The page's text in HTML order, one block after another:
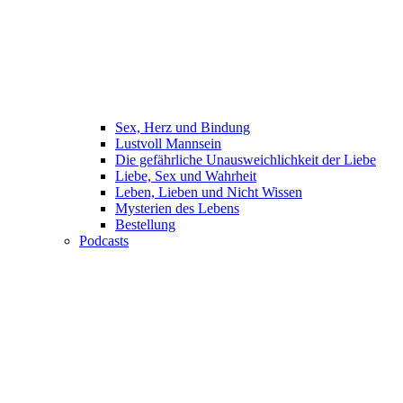
Sex, Herz und Bindung
Lustvoll Mannsein
Die gefährliche Unausweichlichkeit der Liebe
Liebe, Sex und Wahrheit
Leben, Lieben und Nicht Wissen
Mysterien des Lebens
Bestellung
Podcasts